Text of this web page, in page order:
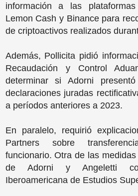
información a las
Lemon Cash y Binance para
de criptoactivos realizados
Además, Pollicita pidió
Recaudación y Control
determinar si Adorni
declaraciones juradas
a períodos anteriores a 2023.
En paralelo, requirió
Partners sobre
funcionario. Otra de las
de Adorni y Angeletti
Iberoamericana de Estudios